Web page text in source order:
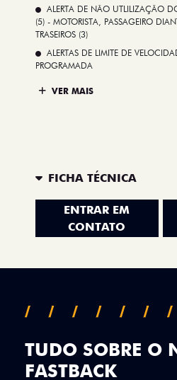
ALERTA DE NÃO UTLILIZAÇÃO
(5) - MOTORISTA, PASSAGEIRO
TRASEIROS (3)
ALERTAS DE LIMITE DE
PROGRAMADA
VER MAIS
FICHA TÉCNICA
ENTRAR EM
CONTATO
TUDO SOBRE O
FASTBACK